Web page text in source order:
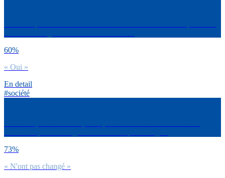
60%
« Oui »
En detail
#société
73%
« N'ont pas changé »